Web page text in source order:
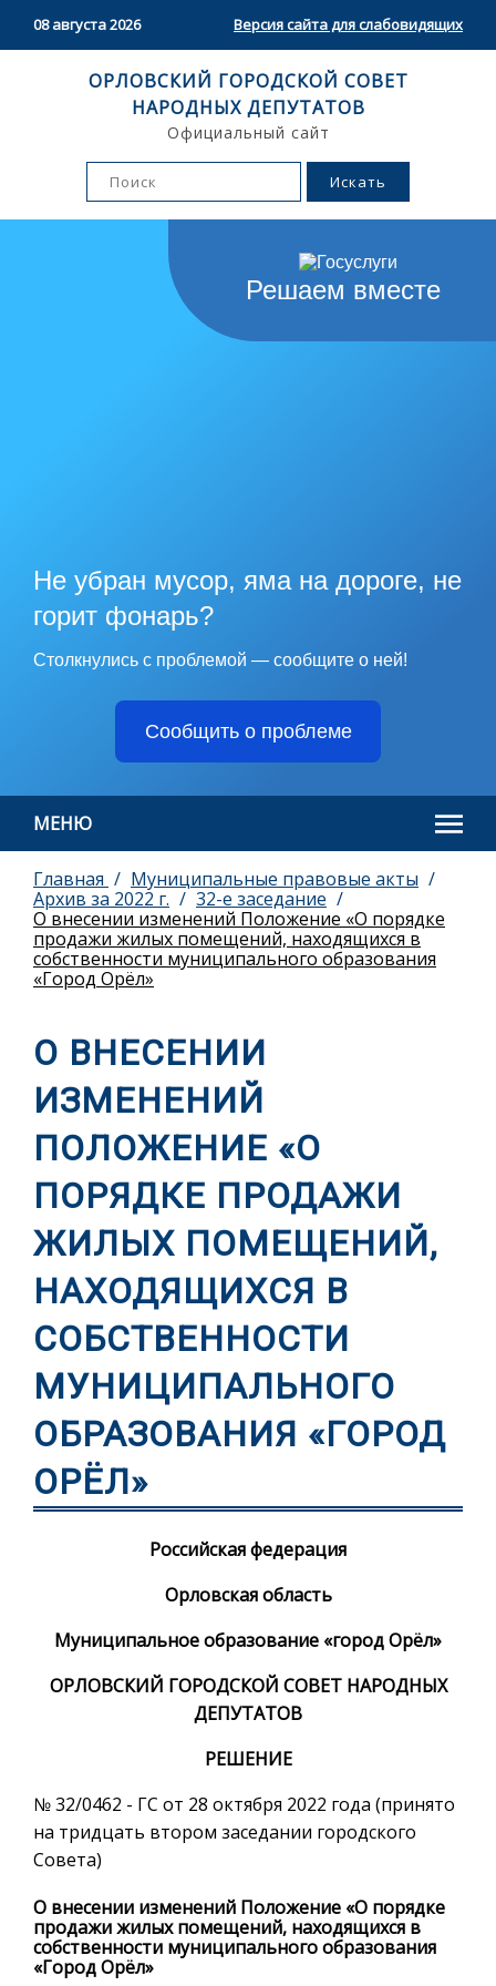
08 августа 2026 Версия сайта для слабовидящих
ОРЛОВСКИЙ ГОРОДСКОЙ СОВЕТ
НАРОДНЫХ ДЕПУТАТОВ
Официальный сайт
Решаем вместе
Не убран мусор, яма на дороге, не
горит фонарь?
Столкнулись с проблемой — сообщите о ней!
Сообщить о проблеме
МЕНЮ
Главная
Муниципальные правовые акты
Архив за 2022 г.
32-е заседание
О внесении изменений Положение «О порядке
продажи жилых помещений, находящихся в
собственности муниципального образования
«Город Орёл»
О ВНЕСЕНИИ
ИЗМЕНЕНИЙ
ПОЛОЖЕНИЕ «О
ПОРЯДКЕ ПРОДАЖИ
ЖИЛЫХ ПОМЕЩЕНИЙ,
НАХОДЯЩИХСЯ В
СОБСТВЕННОСТИ
МУНИЦИПАЛЬНОГО
ОБРАЗОВАНИЯ «ГОРОД
ОРЁЛ»
Российская федерация
Орловская область
Муниципальное образование «город Орёл»
ОРЛОВСКИЙ ГОРОДСКОЙ СОВЕТ НАРОДНЫХ
ДЕПУТАТОВ
РЕШЕНИЕ
№ 32/0462 - ГС от 28 октября 2022 года (принято
на тридцать втором заседании городского
Совета)
О внесении изменений Положение «О порядке
продажи жилых помещений, находящихся в
собственности муниципального образования
«Город Орёл»